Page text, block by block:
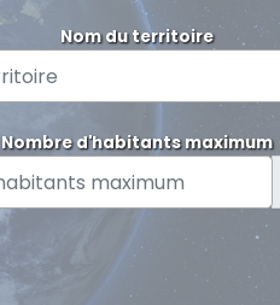
Nom du territoire
Nombre d'habitants maximum